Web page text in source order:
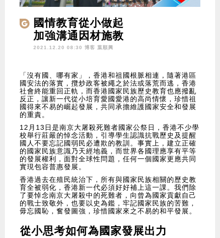
國情教育從小做起
加強溝通因材施教
2021.12.20 08:30 博客 葉順興
「沒有國、哪有家」，香港和祖國根脈相連，隨著港區
國安法的落實，攬炒政客被繩之於法或落荒而逃，香港
社會終能重回正軌，而香港國家民族歷史教育也應撥亂
反正，讓新一代從小培育愛國愛港的高尚情懷，珍惜祖
國得來不易的崛起發展，共同承擔維護國家安全和發展
的重責。
12月13日是南京大屠殺死難者國家公祭日，香港不少學
校舉行莊嚴的悼念活動，引導學生認識抗戰歷史及提醒
國人不要忘記國弱民必遭欺的教訓。事實上，建立正確
的國家民族意識乃天經地義，而世界各國理應享有平等
的發展權利，面對全球性問題，任何一個國家更應共同
實現包容普惠發展。
香港過去在殖民統治下，所有與國家民族相關的歷史教
育全被弱化，香港新一代必須好好補上這一課。我們除
了要悼念南京大屠殺中的死難者，向曾為國家貢獻自己
的戰士致敬外，也要以史為鑑，牢記國家民族的苦難，
毋忘國恥，奮發圖強，珍惜國家來之不易的和平發展。
從小思考如何為國家發展出力